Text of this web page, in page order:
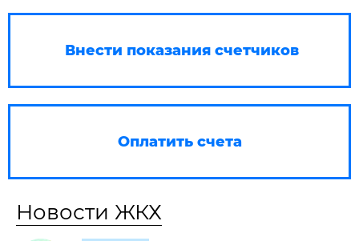
Внести показания счетчиков
Оплатить счета
Новости ЖКХ